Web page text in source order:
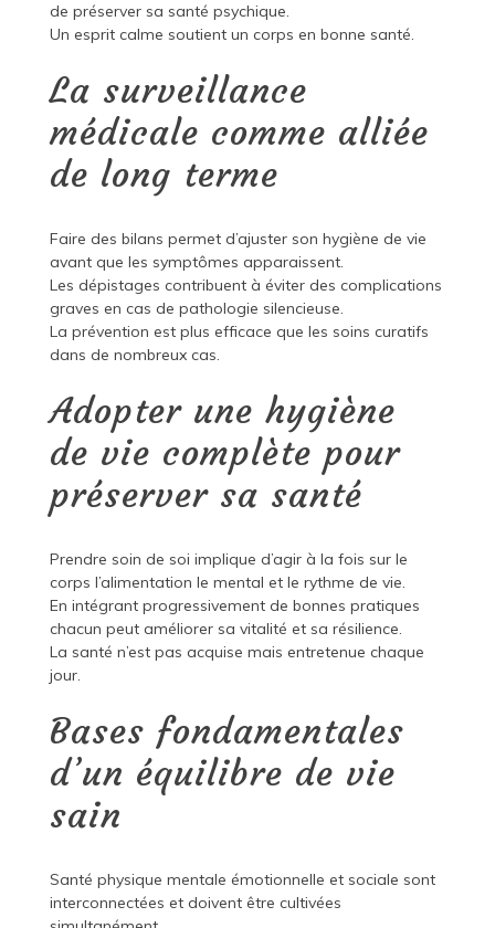
de préserver sa santé psychique.
Un esprit calme soutient un corps en bonne santé.
La surveillance
médicale comme alliée
de long terme
Faire des bilans permet d’ajuster son hygiène de vie
avant que les symptômes apparaissent.
Les dépistages contribuent à éviter des complications
graves en cas de pathologie silencieuse.
La prévention est plus efficace que les soins curatifs
dans de nombreux cas.
Adopter une hygiène
de vie complète pour
préserver sa santé
Prendre soin de soi implique d’agir à la fois sur le
corps l’alimentation le mental et le rythme de vie.
En intégrant progressivement de bonnes pratiques
chacun peut améliorer sa vitalité et sa résilience.
La santé n’est pas acquise mais entretenue chaque
jour.
Bases fondamentales
d’un équilibre de vie
sain
Santé physique mentale émotionnelle et sociale sont
interconnectées et doivent être cultivées